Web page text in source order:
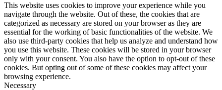
This website uses cookies to improve your experience while you
navigate through the website. Out of these, the cookies that are
categorized as necessary are stored on your browser as they are
essential for the working of basic functionalities of the website. We
also use third-party cookies that help us analyze and understand how
you use this website. These cookies will be stored in your browser
only with your consent. You also have the option to opt-out of these
cookies. But opting out of some of these cookies may affect your
browsing experience.
Necessary